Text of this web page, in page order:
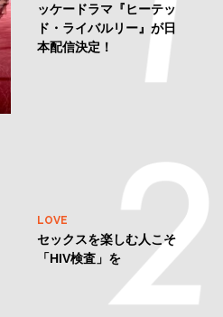
ッケードラマ『ヒーテッ
ド・ライバルリー』が日
本配信決定！
LOVE
セックスを楽しむ人こそ
「HIV検査」を